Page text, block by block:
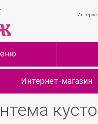
Интернет-магазин